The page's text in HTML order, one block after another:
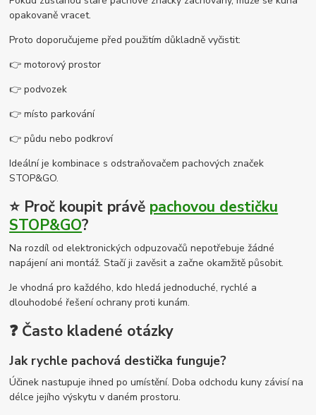
opakovaně vracet.
Proto doporučujeme před použitím důkladně vyčistit:
👉 motorový prostor
👉 podvozek
👉 místo parkování
👉 půdu nebo podkroví
Ideální je kombinace s odstraňovačem pachových značek
STOP&GO.
⭐ Proč koupit právě pachovou destičku
STOP&GO?
Na rozdíl od elektronických odpuzovačů nepotřebuje žádné
napájení ani montáž. Stačí ji zavěsit a začne okamžitě působit.
Je vhodná pro každého, kdo hledá jednoduché, rychlé a
dlouhodobé řešení ochrany proti kunám.
❓ Často kladené otázky
Jak rychle pachová destička funguje?
Účinek nastupuje ihned po umístění. Doba odchodu kuny závisí na
délce jejího výskytu v daném prostoru.